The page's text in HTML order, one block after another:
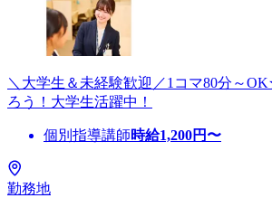
＼大学生＆未経験歓迎／1コマ80分～
ろう！大学生活躍中！
個別指導講師時給1,200円〜
勤務地